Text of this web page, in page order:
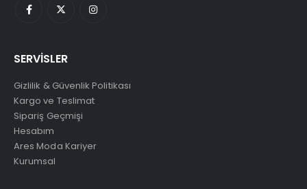
SERVİSLER
Gizlilik & Güvenlik Politikası
Kargo ve Teslimat
Sipariş Geçmişi
Hesabım
Ares Moda Kariyer
Kurumsal